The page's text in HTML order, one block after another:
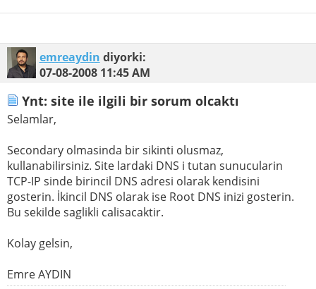
emreaydin diyorki:
07-08-2008 11:45 AM
Ynt: site ile ilgili bir sorum olcaktı
Selamlar,
Secondary olmasinda bir sikinti olusmaz,
kullanabilirsiniz. Site lardaki DNS i tutan sunucularin
TCP-IP sinde birincil DNS adresi olarak kendisini
gosterin. İkincil DNS olarak ise Root DNS inizi gosterin.
Bu sekilde saglikli calisacaktir.
Kolay gelsin,
Emre AYDIN